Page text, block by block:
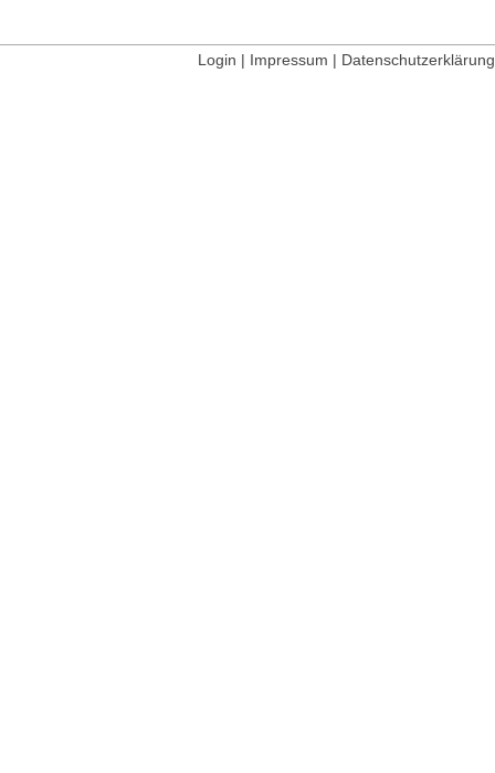
Login | Impressum | Datenschutzerklärung